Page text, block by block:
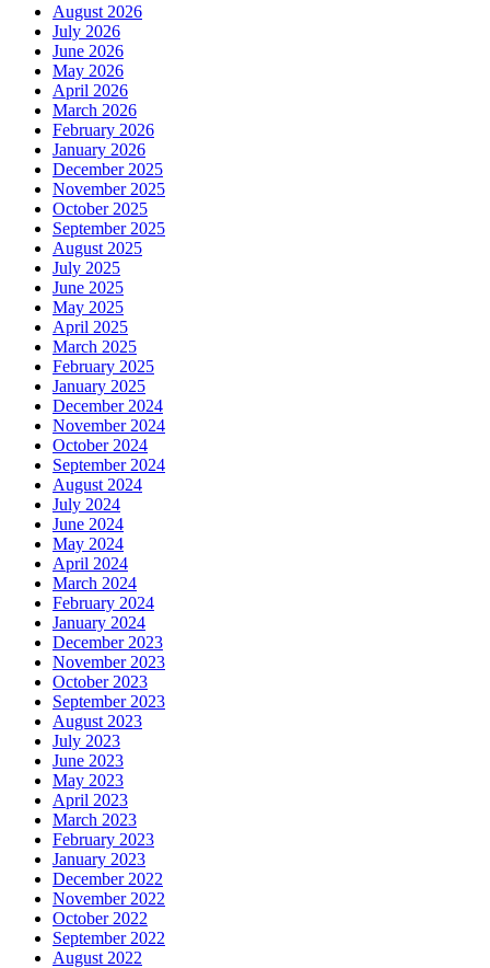
August 2026
July 2026
June 2026
May 2026
April 2026
March 2026
February 2026
January 2026
December 2025
November 2025
October 2025
September 2025
August 2025
July 2025
June 2025
May 2025
April 2025
March 2025
February 2025
January 2025
December 2024
November 2024
October 2024
September 2024
August 2024
July 2024
June 2024
May 2024
April 2024
March 2024
February 2024
January 2024
December 2023
November 2023
October 2023
September 2023
August 2023
July 2023
June 2023
May 2023
April 2023
March 2023
February 2023
January 2023
December 2022
November 2022
October 2022
September 2022
August 2022